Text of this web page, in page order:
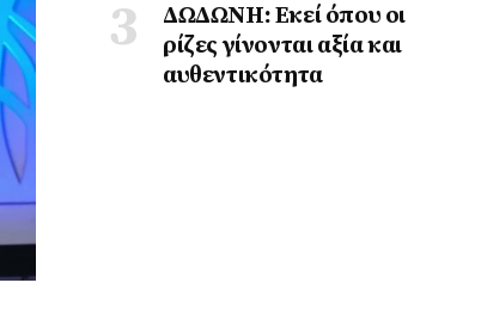
ΔΩΔΩΝΗ: Εκεί όπου οι
ρίζες γίνονται αξία και
αυθεντικότητα